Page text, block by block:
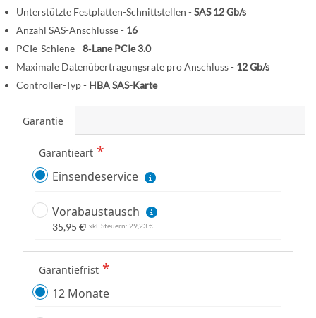
p
n
g
Unterstützte Festplatten-Schnittstellen -SAS 12 Gb/s
Anzahl SAS-Anschlüsse - 16
PCIe-Schiene -8‑Lane PCIe 3.0
Maximale Datenübertragungsrate pro Anschluss - 12 Gb/s
Controller-Typ - HBA SAS-Karte
Garantie
Garantieart
Einsendeservice
Vorabaustausch
35,95 € 29,23 €
Garantiefrist
12 Monate